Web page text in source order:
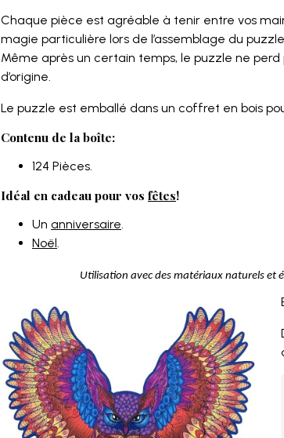
Chaque pièce est agréable à tenir entre vos
magie particulière lors de l’assemblage du
Même après un certain temps, le puzzle ne
d’origine.
Le puzzle est emballé dans un coffret en bois
Contenu de la boîte:
124 Pièces.
Idéal en cadeau pour vos fêtes!
Un anniversaire.
Noël.
Utilisation avec des matériaux naturels et